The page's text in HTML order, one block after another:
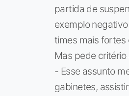
partida de
exemplo
times mais fortes
Mas pede critério
- Esse assunto
gabinetes,